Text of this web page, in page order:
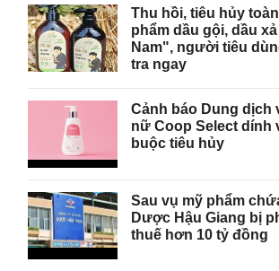
Thu hồi, tiêu hủy
phẩm dầu gội, dầu
Nam", người tiêu
tra ngay
Cảnh báo Dung dịch
nữ Coop Select dính
buộc tiêu hủy
Sau vụ mỹ phẩm
Dược Hậu Giang bị
thuế hơn 10 tỷ đồng